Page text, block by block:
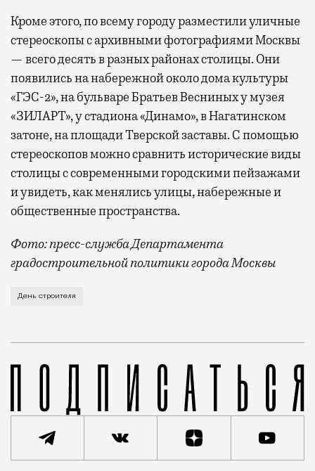
Кроме этого, по всему городу разместили уличные
стереоскопы с архивными фотографиями Москвы
— всего десять в разных районах столицы. Они
появились на набережной около дома культуры
«ГЭС-2», на бульваре Братьев Весниных у музея
«ЗИЛАРТ», у стадиона «Динамо», в Нагатинском
затоне, на площади Тверской заставы. С помощью
стереоскопов можно сравнить исторические виды
столицы с современными городскими пейзажами
и увидеть, как менялись улицы, набережные и
общественные пространства.
Фото: пресс-служба Департамента
градостроительной политики города Москвы
В этом году профессиональный праздник День
День строителя